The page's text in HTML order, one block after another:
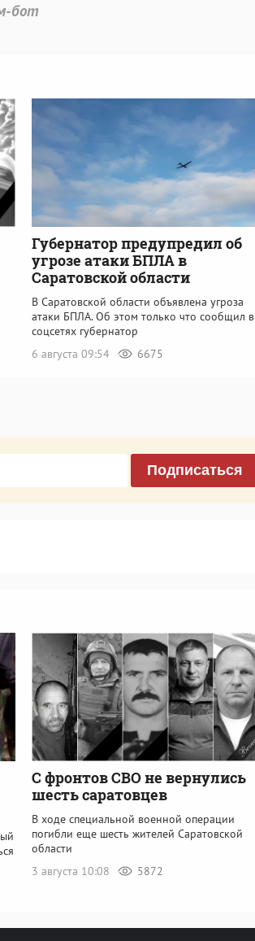
бот
Губернатор предупредил об
угрозе атаки БПЛА в
Саратовской области
В Саратовской области объявлена угроза
атаки БПЛА. Об этом только что сообщил в
соцсетях губернатор
6 августа 09:54
6675
Подписаться
С фронтов СВО не вернулись
шесть саратовцев
В ходе специальной военной операции
погибли еще шесть жителей Саратовской
области
3 августа 10:08
5872